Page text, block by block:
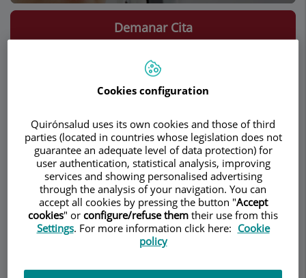
Contacte
Demanar Cita
Optometria clínica
optometriaés la ciència que estudia, preveu i
tracta els problemes de funcionament visual en
tota la seva amplitud. L'optometrista s'encarrega
de realitzar una primera avaluació del pacient i
treballa de forma coordinada amb l'oftalmòleg en
el tractament de les disfuncions visuals.
Cookies configuration
Quirónsalud uses its own cookies and those of third
parties (located in countries whose legislation does not
guarantee an adequate level of data protection) for
user authentication, statistical analysis, improving
services and showing personalised advertising
through the analysis of your navigation. You can
accept all cookies by pressing the button "Accept
cookies" or configure/refuse them their use from this
Settings. For more information click here: Cookie
policy